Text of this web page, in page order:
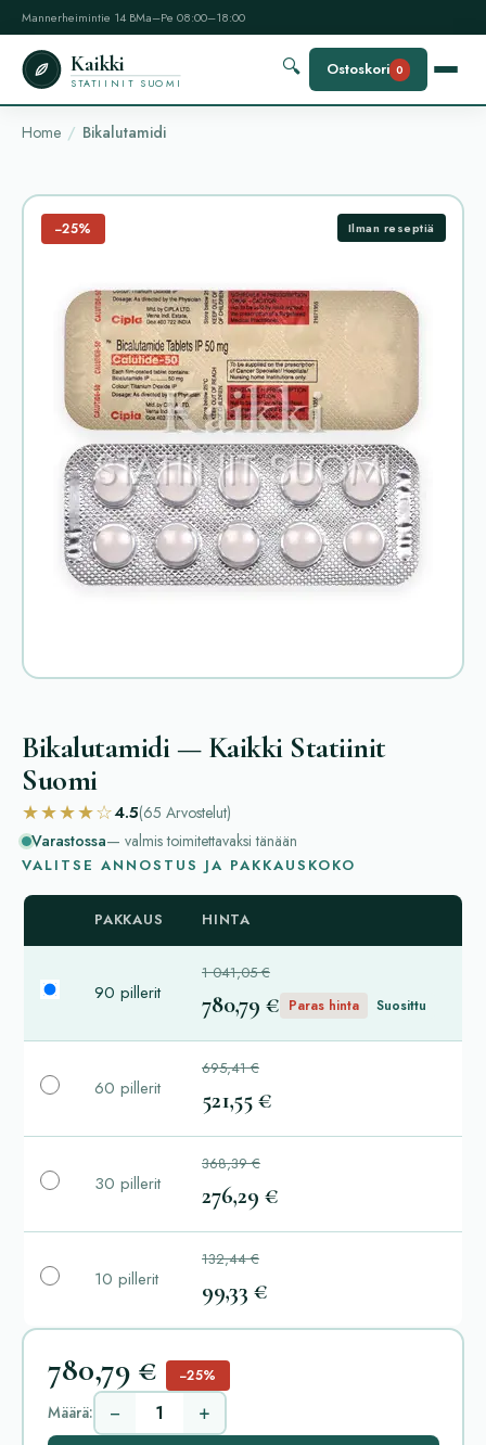
Mannerheimintie 14 BMa–Pe 08:00–18:00
Kaikki
STATIINIT SUOMI
🔍 Ostoskori 0
Home Bikalutamidi
−25% Ilman reseptiä
Bikalutamidi — Kaikki Statiinit
Suomi
★★★★☆4.5(65 Arvostelut)
Varastossa— valmis toimitettavaksi tänään
VALITSE ANNOSTUS JA PAKKAUSKOKO
PAKKAUS HINTA
90 pillerit
1 041,05 €
780,79 € Paras hinta Suosittu
60 pillerit
695,41 €
521,55 €
30 pillerit
368,39 €
276,29 €
10 pillerit
132,44 €
99,33 €
780,79 € −25%
Määrä: − +